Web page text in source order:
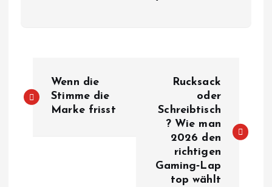
e
Wenn die
Stimme die
Marke frisst
Rucksack
oder
Schreibtisch
? Wie man
2026 den
richtigen
Gaming‑Lap
top wählt